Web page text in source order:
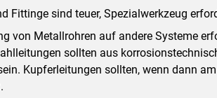
Fittinge sind teuer, Spezialwerkzeug
von Metallrohren auf andere Systeme
sollten aus
Kupferleitungen sollten, wenn dann